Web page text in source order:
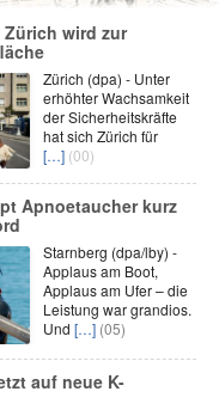
Zürich wird zur
Zürich (dpa) - Unter
erhöhter Wachsamkeit
der Sicherheitskräfte
hat sich Zürich für
[…] (00)
Apnoetaucher kurz
Starnberg (dpa/lby) -
Applaus am Boot,
Applaus am Ufer – die
Leistung war grandios.
Und […] (05)
auf neue K-